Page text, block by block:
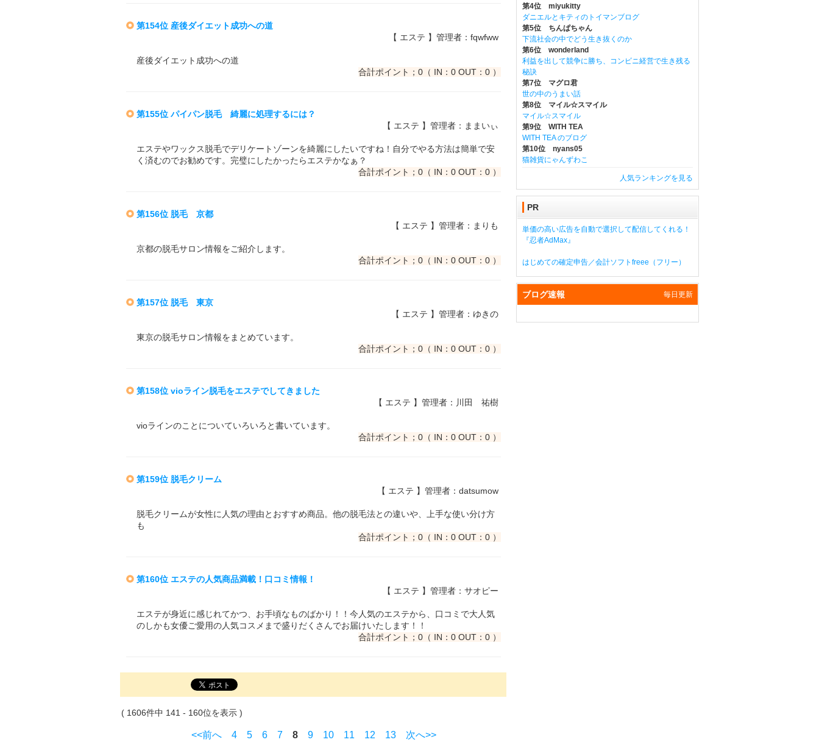
第154位 産後ダイエット成功への道
【 エステ 】管理者：fqwfww
産後ダイエット成功への道
合計ポイント；0（ IN：0 OUT：0 ）
第155位 パイパン脱毛 綺麗に処理するには？
【 エステ 】管理者：ままいぃ
エステやワックス脱毛でデリケートゾーンを綺麗にしたいですね！自分でやる方法は簡単で安
く済むのでお勧めです。完璧にしたかったらエステかなぁ？
合計ポイント；0（ IN：0 OUT：0 ）
第156位 脱毛 京都
【 エステ 】管理者：まりも
京都の脱毛サロン情報をご紹介します。
合計ポイント；0（ IN：0 OUT：0 ）
第157位 脱毛 東京
【 エステ 】管理者：ゆきの
東京の脱毛サロン情報をまとめています。
合計ポイント；0（ IN：0 OUT：0 ）
第158位 vioライン脱毛をエステでしてきました
【 エステ 】管理者：川田 祐樹
vioラインのことについていろいろと書いています。
合計ポイント；0（ IN：0 OUT：0 ）
第159位 脱毛クリーム
【 エステ 】管理者：datsumow
脱毛クリームが女性に人気の理由とおすすめ商品。他の脱毛法との違いや、上手な使い分け方
も
合計ポイント；0（ IN：0 OUT：0 ）
第160位 エステの人気商品満載！口コミ情報！
【 エステ 】管理者：サオピー
エステが身近に感じれてかつ、お手頃なものばかり！！今人気のエステから、口コミで大人気
のしかも女優ご愛用の人気コスメまで盛りだくさんでお届けいたします！！
合計ポイント；0（ IN：0 OUT：0 ）
( 1606件中 141 - 160位を表示 )
<<前へ 4 5 6 7 8 9 10 11 12 13 次へ>>
第4位 miyukitty
ダニエルとキティのトイマンブログ
第5位 ちんぱちゃん
下流社会の中でどう生き抜くのか
第6位 wonderland
利益を出して競争に勝ち、コンビニ経営で生き残る
秘訣
第7位 マグロ君
世の中のうまい話
第8位 マイル☆スマイル
マイル☆スマイル
第9位 WITH TEA
WITH TEA のブログ
第10位 nyans05
猫雑貨にゃんずわこ
人気ランキングを見る
PR
単価の高い広告を自動で選択して配信してくれる！
『忍者AdMax』
はじめての確定申告／会計ソフトfreee（フリー）
毎日更新
ブログ速報